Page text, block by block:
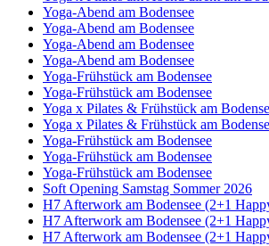
Yoga-Abend am Bodensee
Yoga-Abend am Bodensee
Yoga-Abend am Bodensee
Yoga-Abend am Bodensee
Yoga-Frühstück am Bodensee
Yoga-Frühstück am Bodensee
Yoga x Pilates & Frühstück am
Yoga x Pilates & Frühstück am
Yoga-Frühstück am Bodensee
Yoga-Frühstück am Bodensee
Yoga-Frühstück am Bodensee
Soft Opening Samstag Sommer 2026
H7 Afterwork am Bodensee (2+1
H7 Afterwork am Bodensee (2+1
H7 Afterwork am Bodensee (2+1